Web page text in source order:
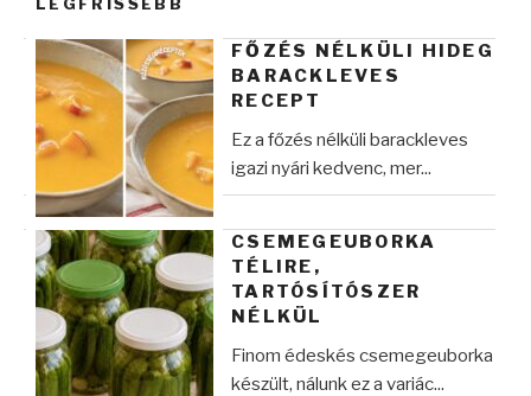
FŐZÉS NÉLKÜLI HIDEG
BARACKLEVES
RECEPT
Ez a főzés nélküli barackleves
igazi nyári kedvenc, mer...
CSEMEGEUBORKA
TÉLIRE,
TARTÓSÍTÓSZER
NÉLKÜL
Finom édeskés csemegeuborka
készült, nálunk ez a variác...